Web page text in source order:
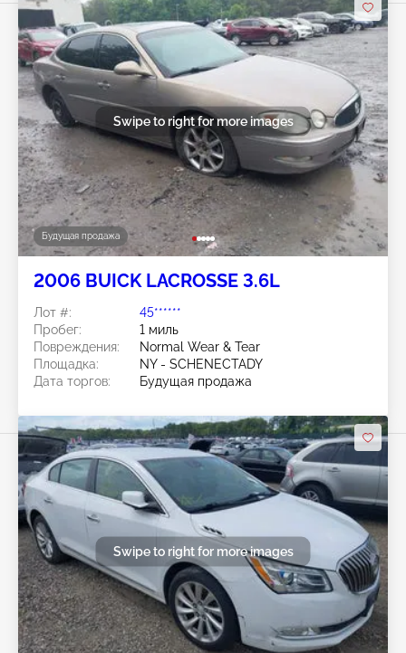
Будущая продажа
Swipe to right for more images
2006 BUICK LACROSSE 3.6L
Лот #:
45******
Пробег:
1 миль
Повреждения:
Normal Wear & Tear
Площадка:
NY - SCHENECTADY
Дата торгов:
Будущая продажа
Swipe to right for more images